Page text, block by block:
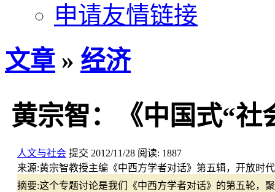
申请友情链接
文章 » 经济
黄宗智：《中国式“
人文与社会 提交 2012/11/28 阅读: 1887
来源:黄宗智教授主编《中西方学者对话》第五辑，开放时
摘要:这个专题讨论是我们《中西方学者对话》的第五轮，